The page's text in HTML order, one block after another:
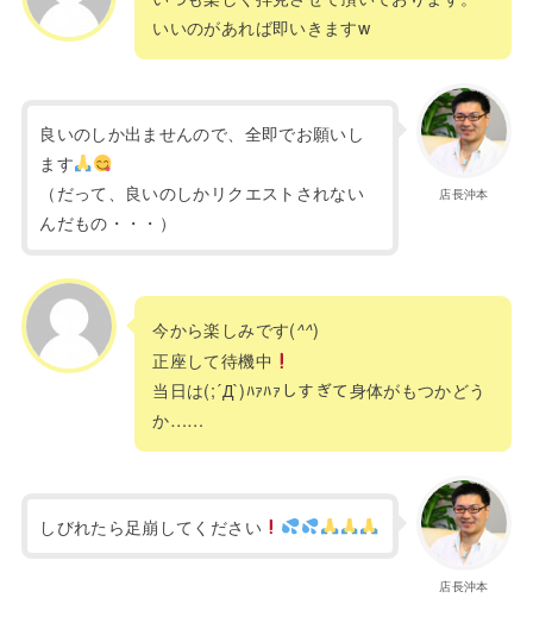
いいのがあれば即いきますw
店長沖本
良いのしか出ませんので、全即でお願いし
ます
（だって、良いのしかリクエストされない
んだもの・・・）
今から楽しみです(^^)
正座して待機中
当日は(;´Д`)ﾊｧﾊｧしすぎて身体がもつかどう
か……
店長沖本
しびれたら足崩してください